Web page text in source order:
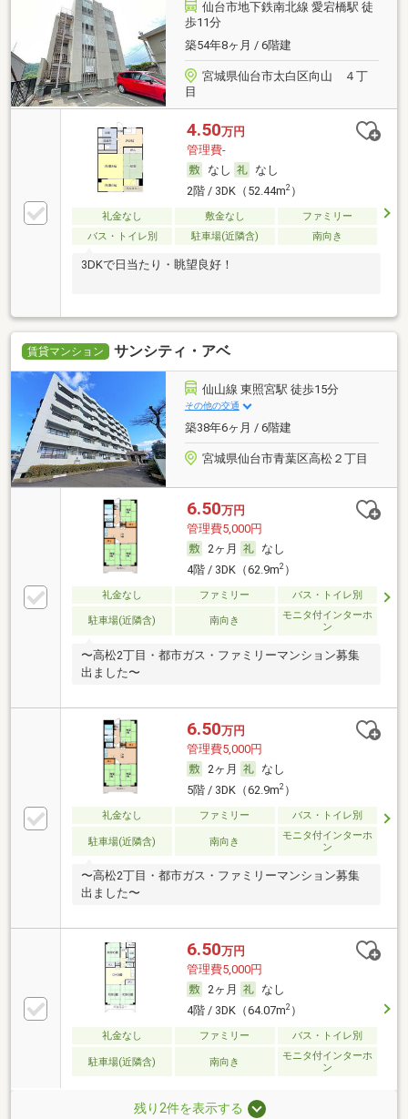
仙台市地下鉄南北線 愛宕橋駅 徒
歩11分
築54年8ヶ月 / 6階建
宮城県仙台市太白区向山 ４丁
目
4.50万円
管理費-
なし
なし
2階 / 3DK（52.44m2）
礼金なし 敷金なし
ファミリー
バス・トイレ別
駐車場(近隣含) 南向き
3DKで日当たり・眺望良好！
賃貸マンション サンシティ・アベ
仙山線 東照宮駅 徒歩15分
その他の交通
築38年6ヶ月 / 6階建
宮城県仙台市青葉区高松２丁目
6.50万円
管理費5,000円
2ヶ月
なし
4階 / 3DK（62.9m2）
礼金なし ファミリー バス・トイレ別
駐車場(近隣含) 南向き
モニタ付インターホ
ン
〜高松2丁目・都市ガス・ファミリーマンション募集
出ました〜
6.50万円
管理費5,000円
2ヶ月
なし
5階 / 3DK（62.9m2）
礼金なし ファミリー バス・トイレ別
駐車場(近隣含) 南向き
モニタ付インターホ
ン
〜高松2丁目・都市ガス・ファミリーマンション募集
出ました〜
6.50万円
管理費5,000円
2ヶ月
なし
4階 / 3DK（64.07m2）
礼金なし ファミリー バス・トイレ別
駐車場(近隣含) 南向き
モニタ付インターホ
ン
残り2件を表示する